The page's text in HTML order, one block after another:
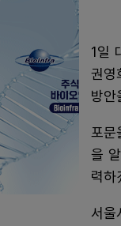
1일
권영
방안
포문
을
력하
서울